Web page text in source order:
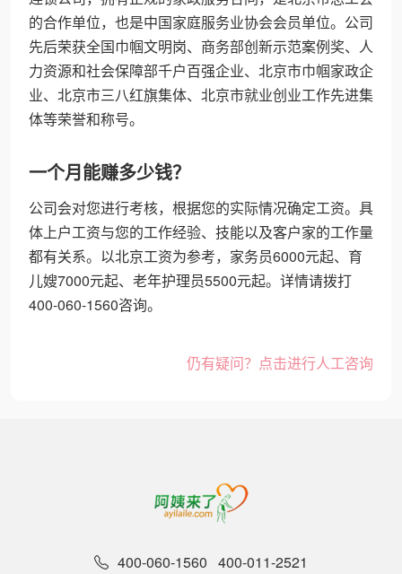
的合作单位，也是中国家庭服务业协会会员单位。公司
先后荣获全国巾帼文明岗、商务部创新示范案例奖、人
力资源和社会保障部千户百强企业、北京市巾帼家政企
业、北京市三八红旗集体、北京市就业创业工作先进集
体等荣誉和称号。
一个月能赚多少钱？
公司会对您进行考核，根据您的实际情况确定工资。具
体上户工资与您的工作经验、技能以及客户家的工作量
都有关系。以北京工资为参考，家务员6000元起、育
儿嫂7000元起、老年护理员5500元起。详情请拨打
400-060-1560咨询。
仍有疑问？点击进行人工咨询
400-060-1560 400-011-2521